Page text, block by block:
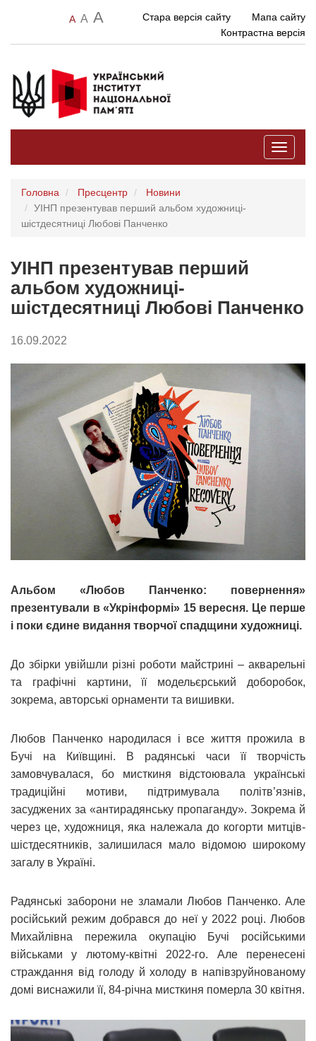
A A A Стара версія сайту
Мапа сайту
Контрастна версія
Toggle
Головна Пресцентр
Новини
УІНП презентував перший альбом художниці-
шістдесятниці Любові Панченко
УІНП презентував перший
альбом художниці-
шістдесятниці Любові Панченко
16.09.2022
Альбом «Любов Панченко: повернення»
презентували в «Укрінформі» 15 вересня. Це перше
і поки єдине видання творчої спадщини художниці.
До збірки увійшли різні роботи майстрині – акварельні
та графічні картини, її модельєрський доборобок,
зокрема, авторські орнаменти та вишивки.
Любов Панченко народилася і все життя прожила в
Бучі на Київщині. В радянські часи її творчість
замовчувалася, бо мисткиня відстоювала українські
традиційні мотиви, підтримувала політв’язнів,
засуджених за «антирадянську пропаганду». Зокрема й
через це, художниця, яка належала до когорти митців-
шістдесятників, залишилася мало відомою широкому
загалу в Україні.
Радянські заборони не зламали Любов Панченко. Але
російський режим добрався до неї у 2022 році. Любов
Михайлівна пережила окупацію Бучі російськими
військами у лютому-квітні 2022-го. Але перенесені
страждання від голоду й холоду в напівзруйнованому
домі виснажили її, 84-річна мисткиня померла 30 квітня.